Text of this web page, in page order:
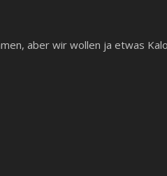
aber wir wollen ja etwas